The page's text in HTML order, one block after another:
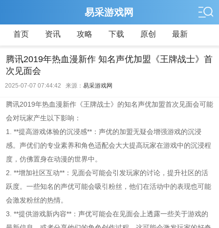
易采游戏网
首页 资讯 攻略 下载 原创 最新
腾讯2019年热血漫新作 知名声优加盟《王牌战士》首
次见面会
2025-07-07 07:44:42 来源： 易采游戏网
腾讯2019年热血漫新作《王牌战士》的知名声优加盟首次见面会可能
会对玩家产生以下影响：
1. **提高游戏体验的沉浸感**：声优的加盟无疑会增强游戏的沉浸
感。声优们的专业素养和角色适配会大大提高玩家在游戏中的沉浸程
度，仿佛置身在动漫的世界中。
2. **增加社区互动**：见面会可能会引发玩家的讨论，提升社区的活
跃度。一些知名的声优可能会吸引粉丝，他们在活动中的表现也可能
会激发粉丝的热情。
3. **提供游戏新内容**：声优可能会在见面会上透露一些关于游戏的